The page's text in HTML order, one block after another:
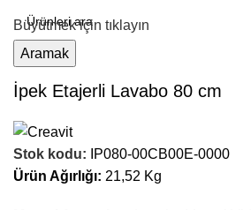
Aramak
Büyütmek için tıklayın
İpek Etajerli Lavabo 80 cm
Stok kodu:
IP080-00CB00E-0000
Ürün Ağırlığı: 21,52 Kg